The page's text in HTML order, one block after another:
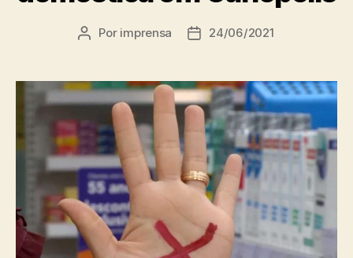
Autor
Por imprensa
Data24/06/2021